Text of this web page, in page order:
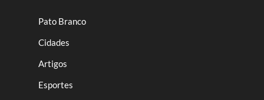
Pato Branco
Cidades
Artigos
Esportes